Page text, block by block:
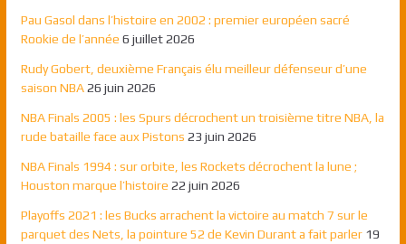
Pau Gasol dans l’histoire en 2002 : premier européen sacré
Rookie de l’année 6 juillet 2026
Rudy Gobert, deuxième Français élu meilleur défenseur d’une
saison NBA 26 juin 2026
NBA Finals 2005 : les Spurs décrochent un troisième titre NBA, la
rude bataille face aux Pistons 23 juin 2026
NBA Finals 1994 : sur orbite, les Rockets décrochent la lune ;
Houston marque l’histoire 22 juin 2026
Playoffs 2021 : les Bucks arrachent la victoire au match 7 sur le
parquet des Nets, la pointure 52 de Kevin Durant a fait parler 19